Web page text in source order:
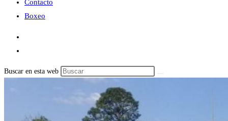
Contacto
Boxeo
Buscar en esta web